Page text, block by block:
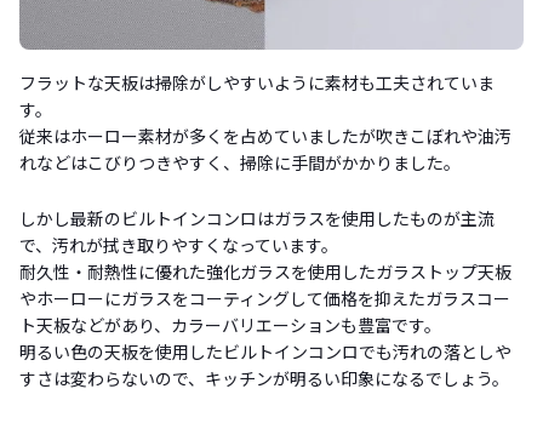
フラットな天板は掃除がしやすいように素材も工夫されていま
す。
従来はホーロー素材が多くを占めていましたが吹きこぼれや油汚
れなどはこびりつきやすく、掃除に手間がかかりました。
しかし最新のビルトインコンロはガラスを使用したものが主流
で、汚れが拭き取りやすくなっています。
耐久性・耐熱性に優れた強化ガラスを使用したガラストップ天板
やホーローにガラスをコーティングして価格を抑えたガラスコー
ト天板などがあり、カラーバリエーションも豊富です。
明るい色の天板を使用したビルトインコンロでも汚れの落としや
すさは変わらないので、キッチンが明るい印象になるでしょう。